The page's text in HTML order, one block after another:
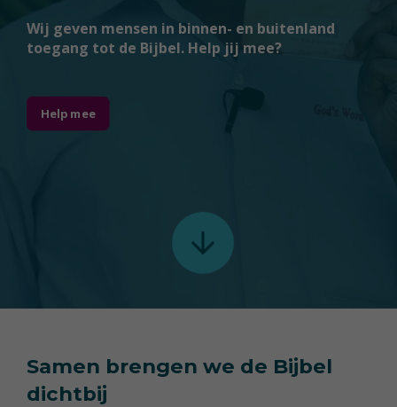
Wij geven mensen in binnen- en buitenland
toegang tot de Bijbel. Help jij mee?
Help mee
Samen brengen we de Bijbel
dichtbij